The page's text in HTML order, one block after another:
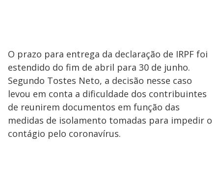
O prazo para entrega da declaração de IRPF foi
estendido do fim de abril para 30 de junho.
Segundo Tostes Neto, a decisão nesse caso
levou em conta a dificuldade dos contribuintes
de reunirem documentos em função das
medidas de isolamento tomadas para impedir o
contágio pelo coronavírus.